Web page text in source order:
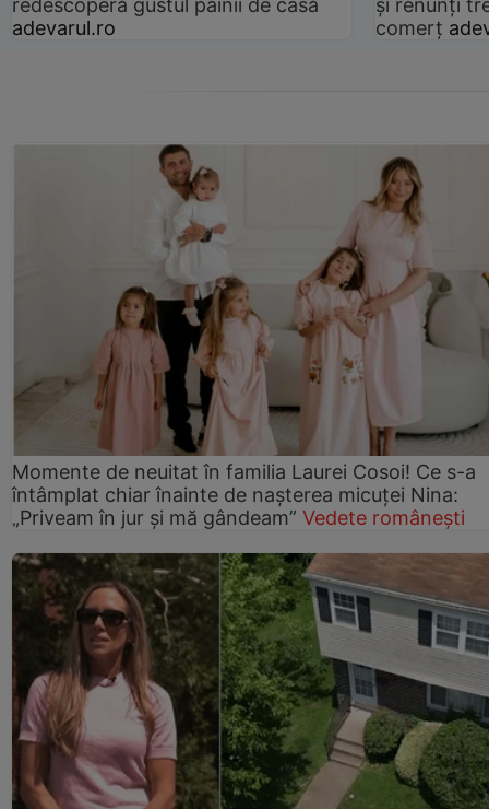
adevarul.ro
comerț
Momente de neuitat în familia Laurei Cosoi! Ce s-a
întâmplat chiar înainte de nașterea micuței Nina:
„Priveam în jur și mă gândeam” Vedete românești